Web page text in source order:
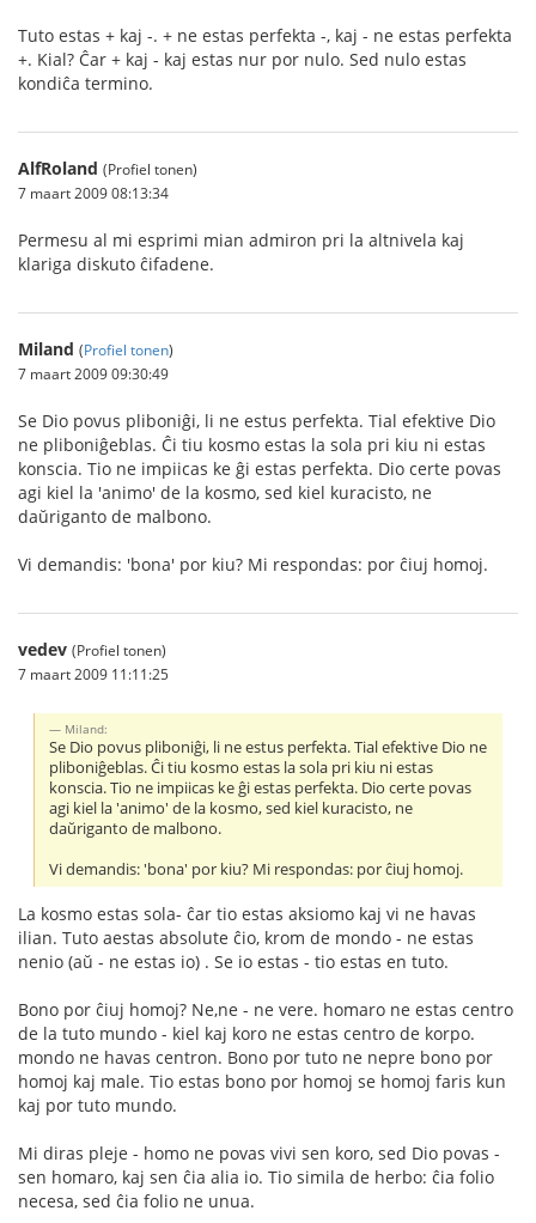
Tuto estas + kaj -. + ne estas perfekta -, kaj - ne estas perfekta
+. Kial? Ĉar + kaj - kaj estas nur por nulo. Sed nulo estas
kondiĉa termino.
AlfRoland (Profiel tonen)
7 maart 2009 08:13:34
Permesu al mi esprimi mian admiron pri la altnivela kaj
klariga diskuto ĉifadene.
Miland (Profiel tonen)
7 maart 2009 09:30:49
Se Dio povus pliboniĝi, li ne estus perfekta. Tial efektive Dio
ne pliboniĝeblas. Ĉi tiu kosmo estas la sola pri kiu ni estas
konscia. Tio ne impiicas ke ĝi estas perfekta. Dio certe povas
agi kiel la 'animo' de la kosmo, sed kiel kuracisto, ne
daŭriganto de malbono.
Vi demandis: 'bona' por kiu? Mi respondas: por ĉiuj homoj.
vedev (Profiel tonen)
7 maart 2009 11:11:25
Miland:
Se Dio povus pliboniĝi, li ne estus perfekta. Tial efektive Dio ne
pliboniĝeblas. Ĉi tiu kosmo estas la sola pri kiu ni estas
konscia. Tio ne impiicas ke ĝi estas perfekta. Dio certe povas
agi kiel la 'animo' de la kosmo, sed kiel kuracisto, ne
daŭriganto de malbono.
Vi demandis: 'bona' por kiu? Mi respondas: por ĉiuj homoj.
La kosmo estas sola- ĉar tio estas aksiomo kaj vi ne havas
ilian. Tuto aestas absolute ĉio, krom de mondo - ne estas
nenio (aŭ - ne estas io) . Se io estas - tio estas en tuto.
Bono por ĉiuj homoj? Ne,ne - ne vere. homaro ne estas centro
de la tuto mundo - kiel kaj koro ne estas centro de korpo.
mondo ne havas centron. Bono por tuto ne nepre bono por
homoj kaj male. Tio estas bono por homoj se homoj faris kun
kaj por tuto mundo.
Mi diras pleje - homo ne povas vivi sen koro, sed Dio povas -
sen homaro, kaj sen ĉia alia io. Tio simila de herbo: ĉia folio
necesa, sed ĉia folio ne unua.